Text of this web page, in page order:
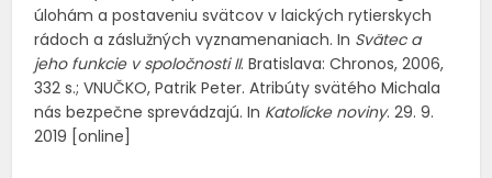
úlohám a postaveniu svätcov v laických rytierskych
rádoch a záslužných vyznamenaniach. In Svätec a
jeho funkcie v spoločnosti II. Bratislava: Chronos, 2006,
332 s.; VNUČKO, Patrik Peter. Atribúty svätého Michala
nás bezpečne sprevádzajú. In Katolícke noviny. 29. 9.
2019 [online]